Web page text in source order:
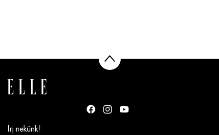
Írj nekünk!